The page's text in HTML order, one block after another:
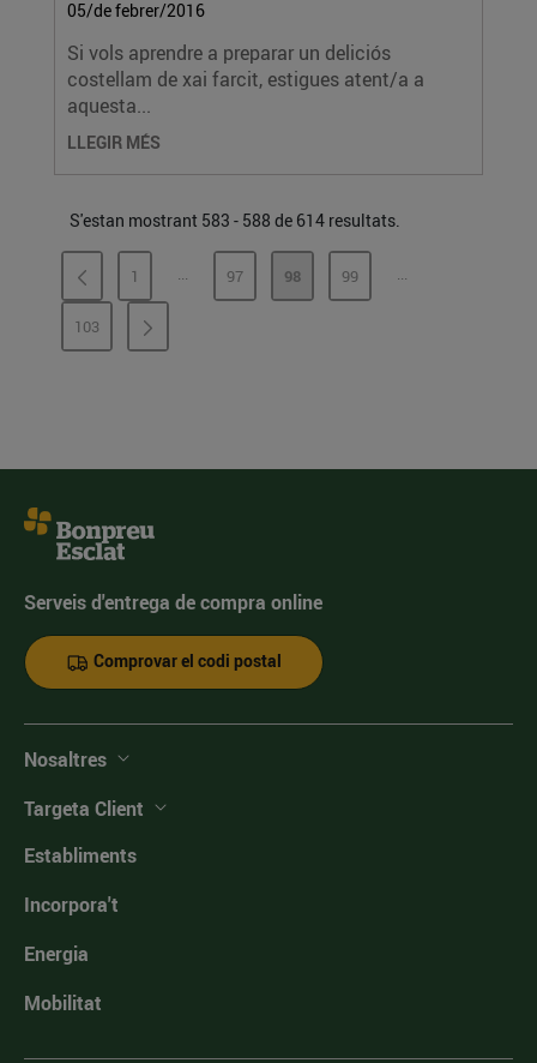
05/de febrer/2016
Si vols aprendre a preparar un deliciós
costellam de xai farcit, estigues atent/a a
aquesta...
LLEGIR MÉS
S'estan mostrant 583 - 588 de 614 resultats.
PÀGINA
1 ...PÀGINES INTERMÈDIES
PÀGINA
97 PÀGINA
98 PÀGINA
99 ...PÀGINES
PÀGINA
103
Serveis d'entrega de compra online
Comprovar el codi postal
Nosaltres
Targeta Client
Establiments
Incorpora't
Energia
Mobilitat